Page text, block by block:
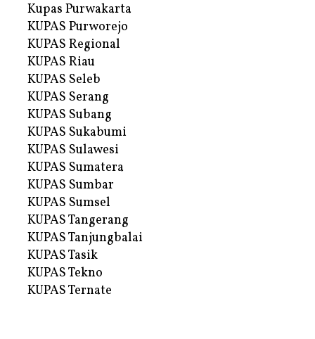
Kupas Purwakarta
KUPAS Purworejo
KUPAS Regional
KUPAS Riau
KUPAS Seleb
KUPAS Serang
KUPAS Subang
KUPAS Sukabumi
KUPAS Sulawesi
KUPAS Sumatera
KUPAS Sumbar
KUPAS Sumsel
KUPAS Tangerang
KUPAS Tanjungbalai
KUPAS Tasik
KUPAS Tekno
KUPAS Ternate